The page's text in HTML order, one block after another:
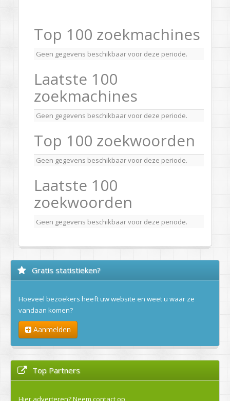
Top 100 zoekmachines
Geen gegevens beschikbaar voor deze periode.
Laatste 100
zoekmachines
Geen gegevens beschikbaar voor deze periode.
Top 100 zoekwoorden
Geen gegevens beschikbaar voor deze periode.
Laatste 100
zoekwoorden
Geen gegevens beschikbaar voor deze periode.
Gratis statistieken?
Hoeveel bezoekers heeft uw website en weet u waar ze
vandaan komen?
Aanmelden
Top Partners
Hier adverteren?Neem contact op